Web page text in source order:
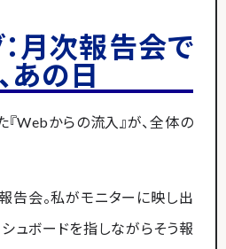
月次報告会で
あの日
『Webからの流入』が、全体の
告会。私がモニターに映し出
ュボードを指しながらそう報